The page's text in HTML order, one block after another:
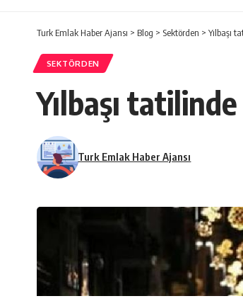
Turk Emlak Haber Ajansı > Blog > Sektörden > Yılbaşı
SEKTÖRDEN
Yılbaşı
Turk Emlak Haber Ajansı